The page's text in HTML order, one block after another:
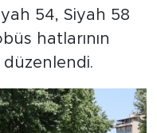
54, Siyah 58
hatlarının